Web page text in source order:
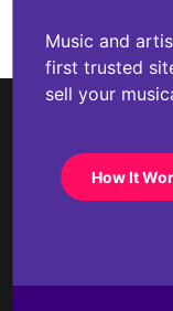
Music and
first trusted
sell your
How It